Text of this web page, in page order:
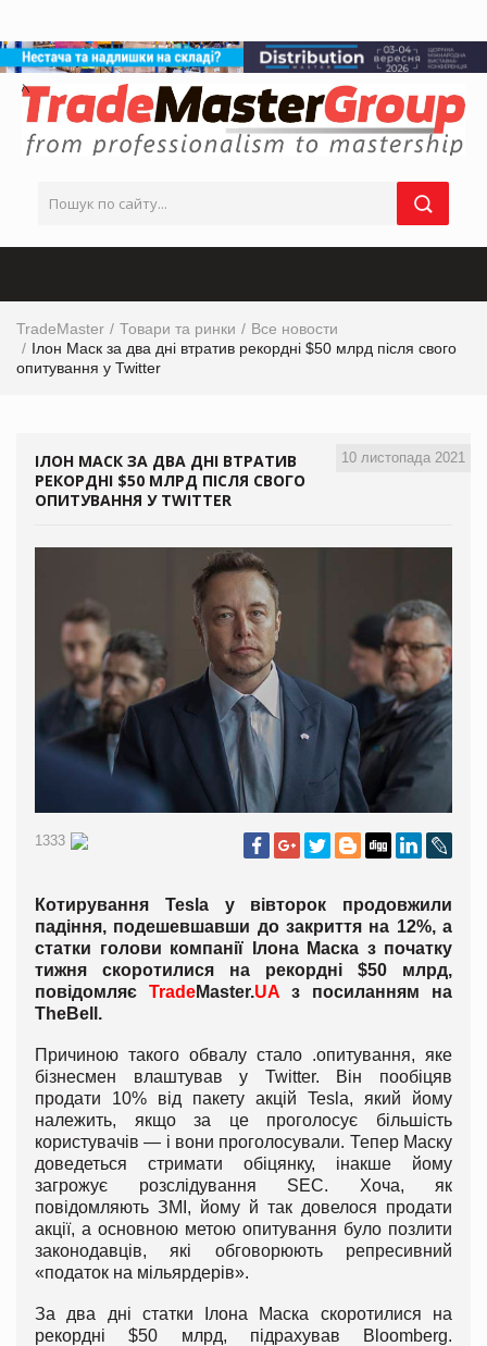
TradeMaster Товари та ринки
Все новости
Ілон Маск за два дні втратив рекордні $50 млрд після свого
опитування у Twitter
10 листопада 2021
ІЛОН МАСК ЗА ДВА ДНІ ВТРАТИВ
РЕКОРДНІ $50 МЛРД ПІСЛЯ СВОГО
ОПИТУВАННЯ У TWITTER
1333
Котирування Tesla у вівторок продовжили
падіння, подешевшавши до закриття на 12%, а
статки голови компанії Ілона Маска з початку
тижня скоротилися на рекордні $50 млрд,
повідомляє TradeMaster.UA з посиланням на
TheBell .
Причиною такого обвалу стало .опитування, яке
бізнесмен влаштував у Twitter. Він пообіцяв
продати 10% від пакету акцій Tesla, який йому
належить, якщо за це проголосує більшість
користувачів — і вони проголосували. Тепер Маску
доведеться стримати обіцянку, інакше йому
загрожує розслідування SEC. Хоча, як
повідомляють ЗМІ, йому й так довелося продати
акції, а основною метою опитування було позлити
законодавців, які обговорюють репресивний
«податок на мільярдерів».
За два дні статки Ілона Маска скоротилися на
рекордні $50 млрд, підрахував Bloomberg.